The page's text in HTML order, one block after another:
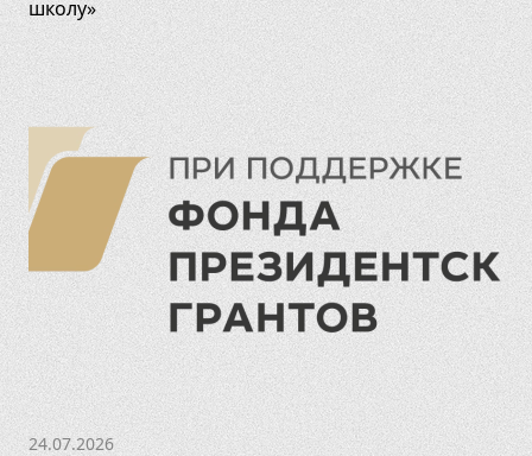
школу»
24.07.2026